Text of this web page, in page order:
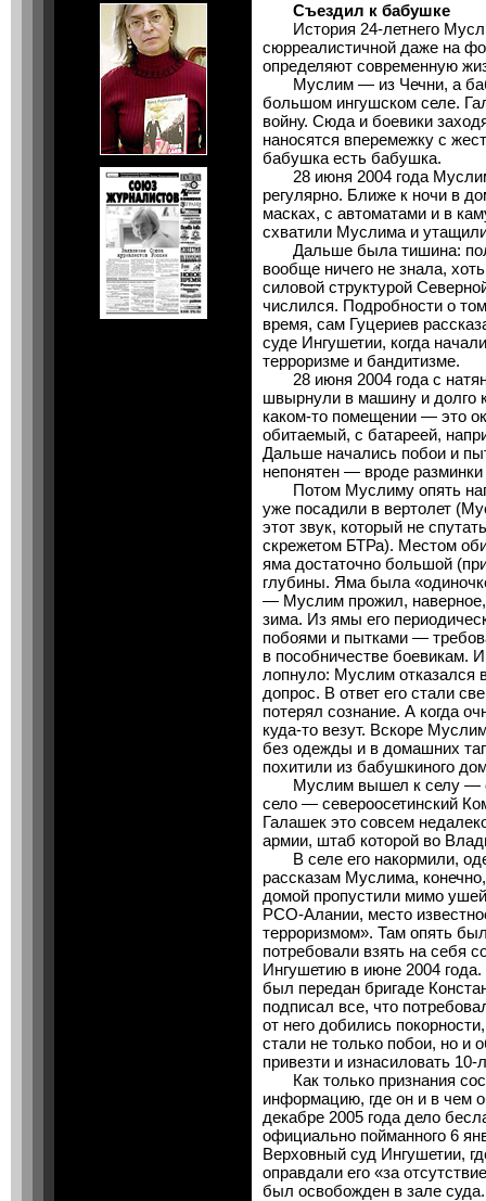
Съездил к бабушке
История 24-летнего
сюрреалистичной даже на
определяют современную
Муслим — из Чечни, а
большом ингушском селе.
войну. Сюда и боевики
наносятся вперемежку с
бабушка есть бабушка.
28 июня 2004 года Муслим
регулярно. Ближе к ночи в
масках, с автоматами и в
схватили Муслима и
Дальше была тишина:
вообще ничего не знала,
силовой структурой
числился. Подробности о
время, сам Гуцериев
суде Ингушетии, когда
терроризме и бандитизме.
28 июня 2004 года с
швырнули в машину и долго
каком-то помещении — это
обитаемый, с батареей,
Дальше начались побои и
непонятен — вроде
Потом Муслиму опять
уже посадили в вертолет
этот звук, который не
скрежетом БТРа). Местом
яма достаточно большой
глубины. Яма была
— Муслим прожил,
зима. Из ямы его
побоями и пытками —
в пособничестве боевикам.
лопнуло: Муслим отказался
допрос. В ответ его стали
потерял сознание. А когда
куда-то везут. Вскоре
без одежды и в домашних
похитили из бабушкиного
Муслим вышел к селу —
село — североосетинский
Галашек это совсем
армии, штаб которой во
В селе его накормили,
рассказам Муслима,
домой пропустили мимо
РСО-Алании, место
терроризмом». Там опять
потребовали взять на себя
Ингушетию в июне 2004
был передан бригаде
подписал все, что
от него добились
стали не только побои, но и
привезти и изнасиловать
Как только признания
информацию, где он и в чем
декабре 2005 года дело
официально пойманного 6
Верховный суд Ингушетии,
оправдали его «за
был освобожден в зале суда.